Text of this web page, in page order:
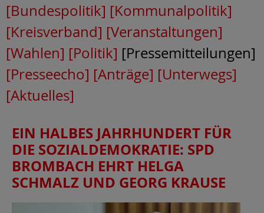
[Bundespolitik] [Kommunalpolitik]
[Kreisverband] [Veranstaltungen]
[Wahlen] [Politik] [Pressemitteilungen]
[Presseecho] [Anträge] [Unterwegs]
[Aktuelles]
EIN HALBES JAHRHUNDERT FÜR
DIE SOZIALDEMOKRATIE: SPD
BROMBACH EHRT HELGA
SCHMALZ UND GEORG KRAUSE